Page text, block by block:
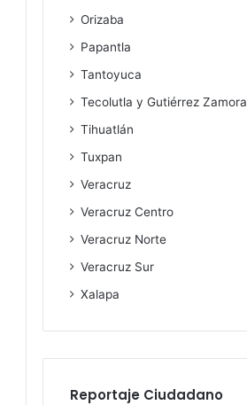
Orizaba
Papantla
Tantoyuca
Tecolutla y Gutiérrez Zamora
Tihuatlán
Tuxpan
Veracruz
Veracruz Centro
Veracruz Norte
Veracruz Sur
Xalapa
Reportaje Ciudadano